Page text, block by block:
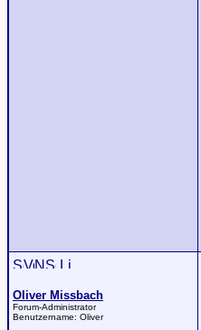
Oliver Missbach
Forum-Administrator
Benutzername: Oliver